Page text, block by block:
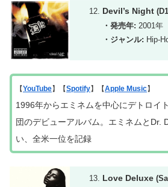
Devil’s Night
・発売年: 2001年
・ジャンル: Hip-
【YouTube】【Spotify】【Apple Music】
1996年からエミネムを中心にデトロイ
団のデビューアルバム。エミネムとDr.
い、全米一位を記録
Love Deluxe